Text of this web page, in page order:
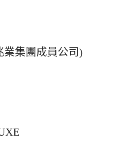
業集團成員公司)